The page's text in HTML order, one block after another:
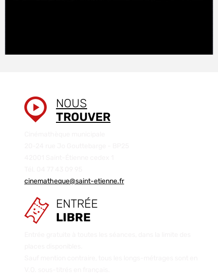
NOUS
TROUVER
cinematheque@saint-etienne.fr
ENTRÉE
LIBRE